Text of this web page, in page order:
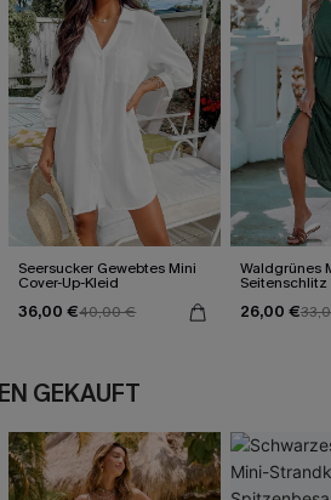
Seersucker Gewebtes Mini
Cover-Up-Kleid
36,00 €40,00 €
Waldgrünes
Seitenschlitz
26,00 €
GEKAUFT